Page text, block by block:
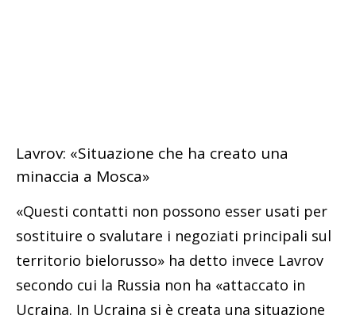
Lavrov: «Situazione che ha creato una
minaccia a Mosca»
«Questi contatti non possono esser usati per
sostituire o svalutare i negoziati principali sul
territorio bielorusso» ha detto invece Lavrov
secondo cui la Russia non ha «attaccato in
Ucraina. In Ucraina si è creata una situazione